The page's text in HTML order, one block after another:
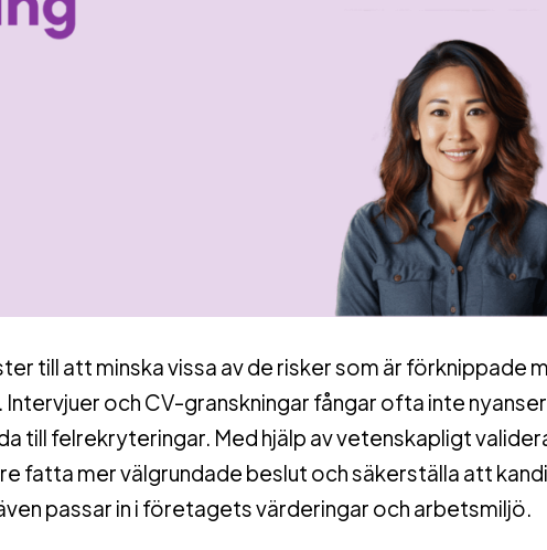
till att minska vissa av de risker som är förknippade
och CV-granskningar fångar ofta inte
till felrekryteringar. Med hjälp av vetenskapligt
fatta mer välgrundade beslut och säkerställa att
passar in i företagets värderingar och arbetsmiljö.